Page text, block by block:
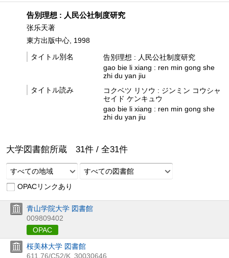
告別理想 : 人民公社制度研究
张乐天著
東方出版中心, 1998
タイトル別名
告別理想 : 人民公社制度研究
gao bie li xiang : ren min gong she
zhi du yan jiu
タイトル読み
コクベツ リソウ : ジンミン コウシャ
セイド ケンキュウ
gao bie li xiang : ren min gong she
zhi du yan jiu
大学図書館所蔵 31件 / 全31件
すべての地域
すべての図書館
OPACリンクあり
青山学院大学 図書館
009809402
OPAC
桜美林大学 図書館
611.76/C52/K 30030646